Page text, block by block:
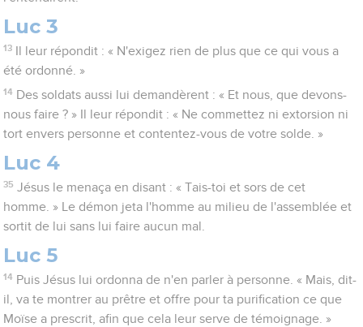
Luc 3
13
Il leur répondit : « N'exigez rien de plus que ce qui vous a
été ordonné. »
14 Des soldats aussi lui demandèrent : « Et nous, que devons-
nous faire ? » Il leur répondit : « Ne commettez ni extorsion ni
tort envers personne et contentez-vous de votre solde. »
Luc 4
35 Jésus le menaça en disant : « Tais-toi et sors de cet
homme. » Le démon jeta l'homme au milieu de l'assemblée et
sortit de lui sans lui faire aucun mal.
Luc 5
14 Puis Jésus lui ordonna de n'en parler à personne. « Mais, dit-
il, va te montrer au prêtre et offre pour ta purification ce que
Moïse a prescrit, afin que cela leur serve de témoignage. »